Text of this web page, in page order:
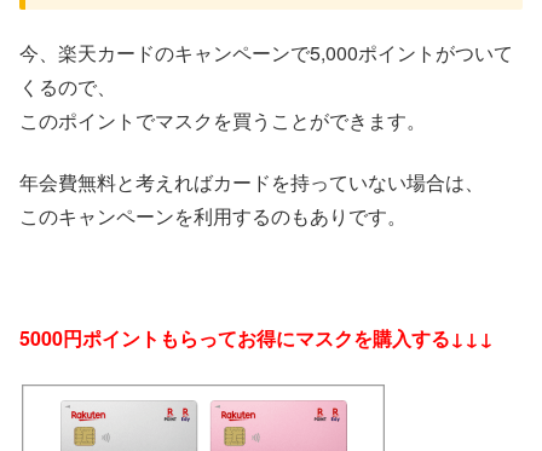
今、楽天カードのキャンペーンで5,000ポイントがついて
くるので、
このポイントでマスクを買うことができます。
年会費無料と考えればカードを持っていない場合は、
このキャンペーンを利用するのもありです。
5000円ポイントもらってお得にマスクを購入する↓↓↓